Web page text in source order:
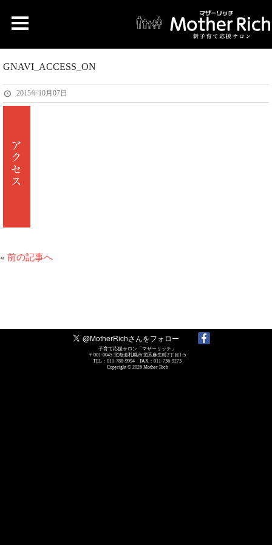
GNAVI_ACCESS_ON
2015年10月07日
« 前の記事へ
子育て応援サロン「マザーリッチ」
〒001-0045 北海道札幌市北区麻生町2丁目1-5
TEL：011-788-9994 FAX：011-736-9273
Copyright © 2026 Mother Rich